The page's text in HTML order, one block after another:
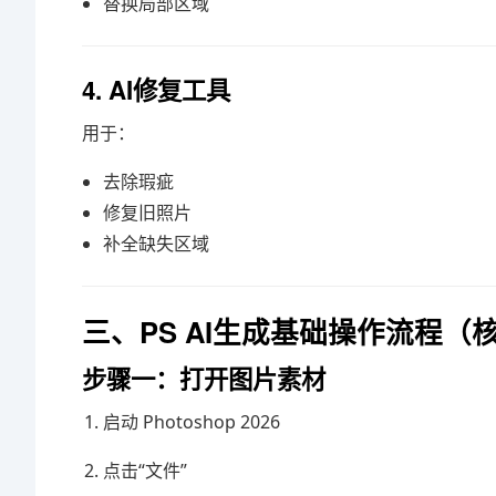
4. AI修复工具
用于：
去除瑕疵
修复旧照片
补全缺失区域
三、PS AI生成基础操作流程（核
步骤一：打开图片素材
启动 Photoshop 2026
点击“文件”